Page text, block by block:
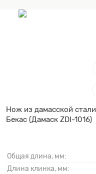
Нож из дамасской стали
Бекас (Дамаск ZDI-1016)
Общая длина, мм:
Длина клинка, мм: